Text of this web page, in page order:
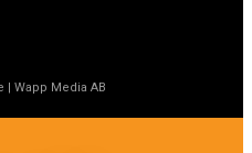
| Wapp Media AB